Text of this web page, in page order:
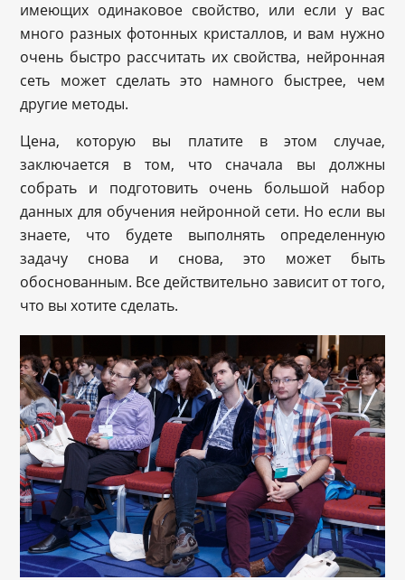
имеющих одинаковое свойство, или если у вас
много разных фотонных кристаллов, и вам нужно
очень быстро рассчитать их свойства, нейронная
сеть может сделать это намного быстрее, чем
другие методы.
Цена, которую вы платите в этом случае,
заключается в том, что сначала вы должны
собрать и подготовить очень большой набор
данных для обучения нейронной сети. Но если вы
знаете, что будете выполнять определенную
задачу снова и снова, это может быть
обоснованным. Все действительно зависит от того,
что вы хотите сделать.